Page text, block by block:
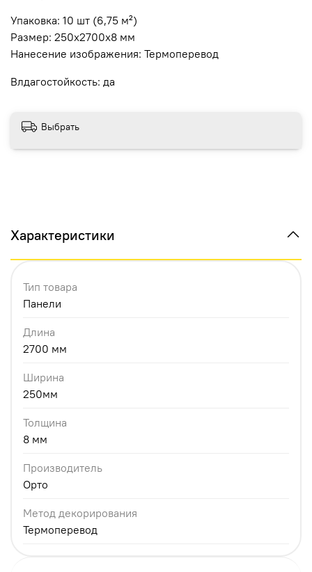
Упаковка: 10 шт (6,75 м²)
Размер: 250х2700х8 мм
Нанесение изображения: Термоперевод
Влдагостойкость: да
Выбрать
Характеристики
Тип товара
Панели
Длина
2700 мм
Ширина
250мм
Толщина
8 мм
Производитель
Орто
Метод декорирования
Термоперевод